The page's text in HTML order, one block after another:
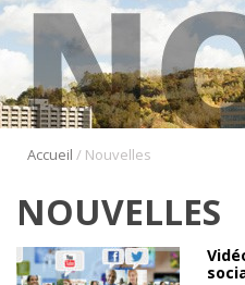
Accueil / Nouvelles
NOUVELLES